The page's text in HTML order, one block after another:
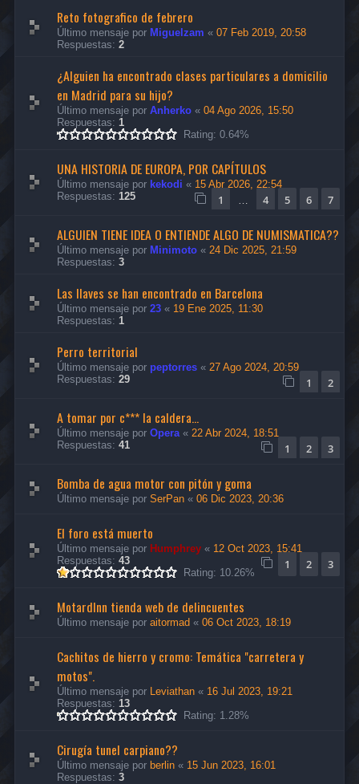
Reto fotografico de febrero
Último mensaje por Miguelzam « 07 Feb 2019, 20:58
Respuestas: 2
¿Alguien ha encontrado clases particulares a domicilio
en Madrid para su hijo?
Último mensaje por Anherko « 04 Ago 2026, 15:50
Respuestas: 1
Rating: 0.64%
UNA HISTORIA DE EUROPA, POR CAPÍTULOS
Último mensaje por kekodi « 15 Abr 2026, 22:54
Respuestas: 125 1 4 5 6 7
ALGUIEN TIENE IDEA O ENTIENDE ALGO DE NUMISMATICA??
Último mensaje por Minimoto « 24 Dic 2025, 21:59
Respuestas: 3
Las llaves se han encontrado en Barcelona
Último mensaje por 23 « 19 Ene 2025, 11:30
Respuestas: 1
Perro territorial
Último mensaje por peptorres « 27 Ago 2024, 20:59
Respuestas: 29 1 2
A tomar por c*** la caldera...
Último mensaje por Opera« 22 Abr 2024, 18:51
Respuestas: 41 1 2 3
Bomba de agua motor con pitón y goma
Último mensaje por SerPan « 06 Dic 2023, 20:36
El foro está muerto
Último mensaje por Humphrey « 12 Oct 2023, 15:41
Respuestas: 43 1 2 3
Rating: 10.26%
MotardInn tienda web de delincuentes
Último mensaje por aitormad « 06 Oct 2023, 18:19
Cachitos de hierro y cromo: Temática "carretera y
motos".
Último mensaje por Leviathan « 16 Jul 2023, 19:21
Respuestas: 13
Rating: 1.28%
Cirugía tunel carpiano??
Último mensaje por berlin « 15 Jun 2023, 16:01
Respuestas: 3